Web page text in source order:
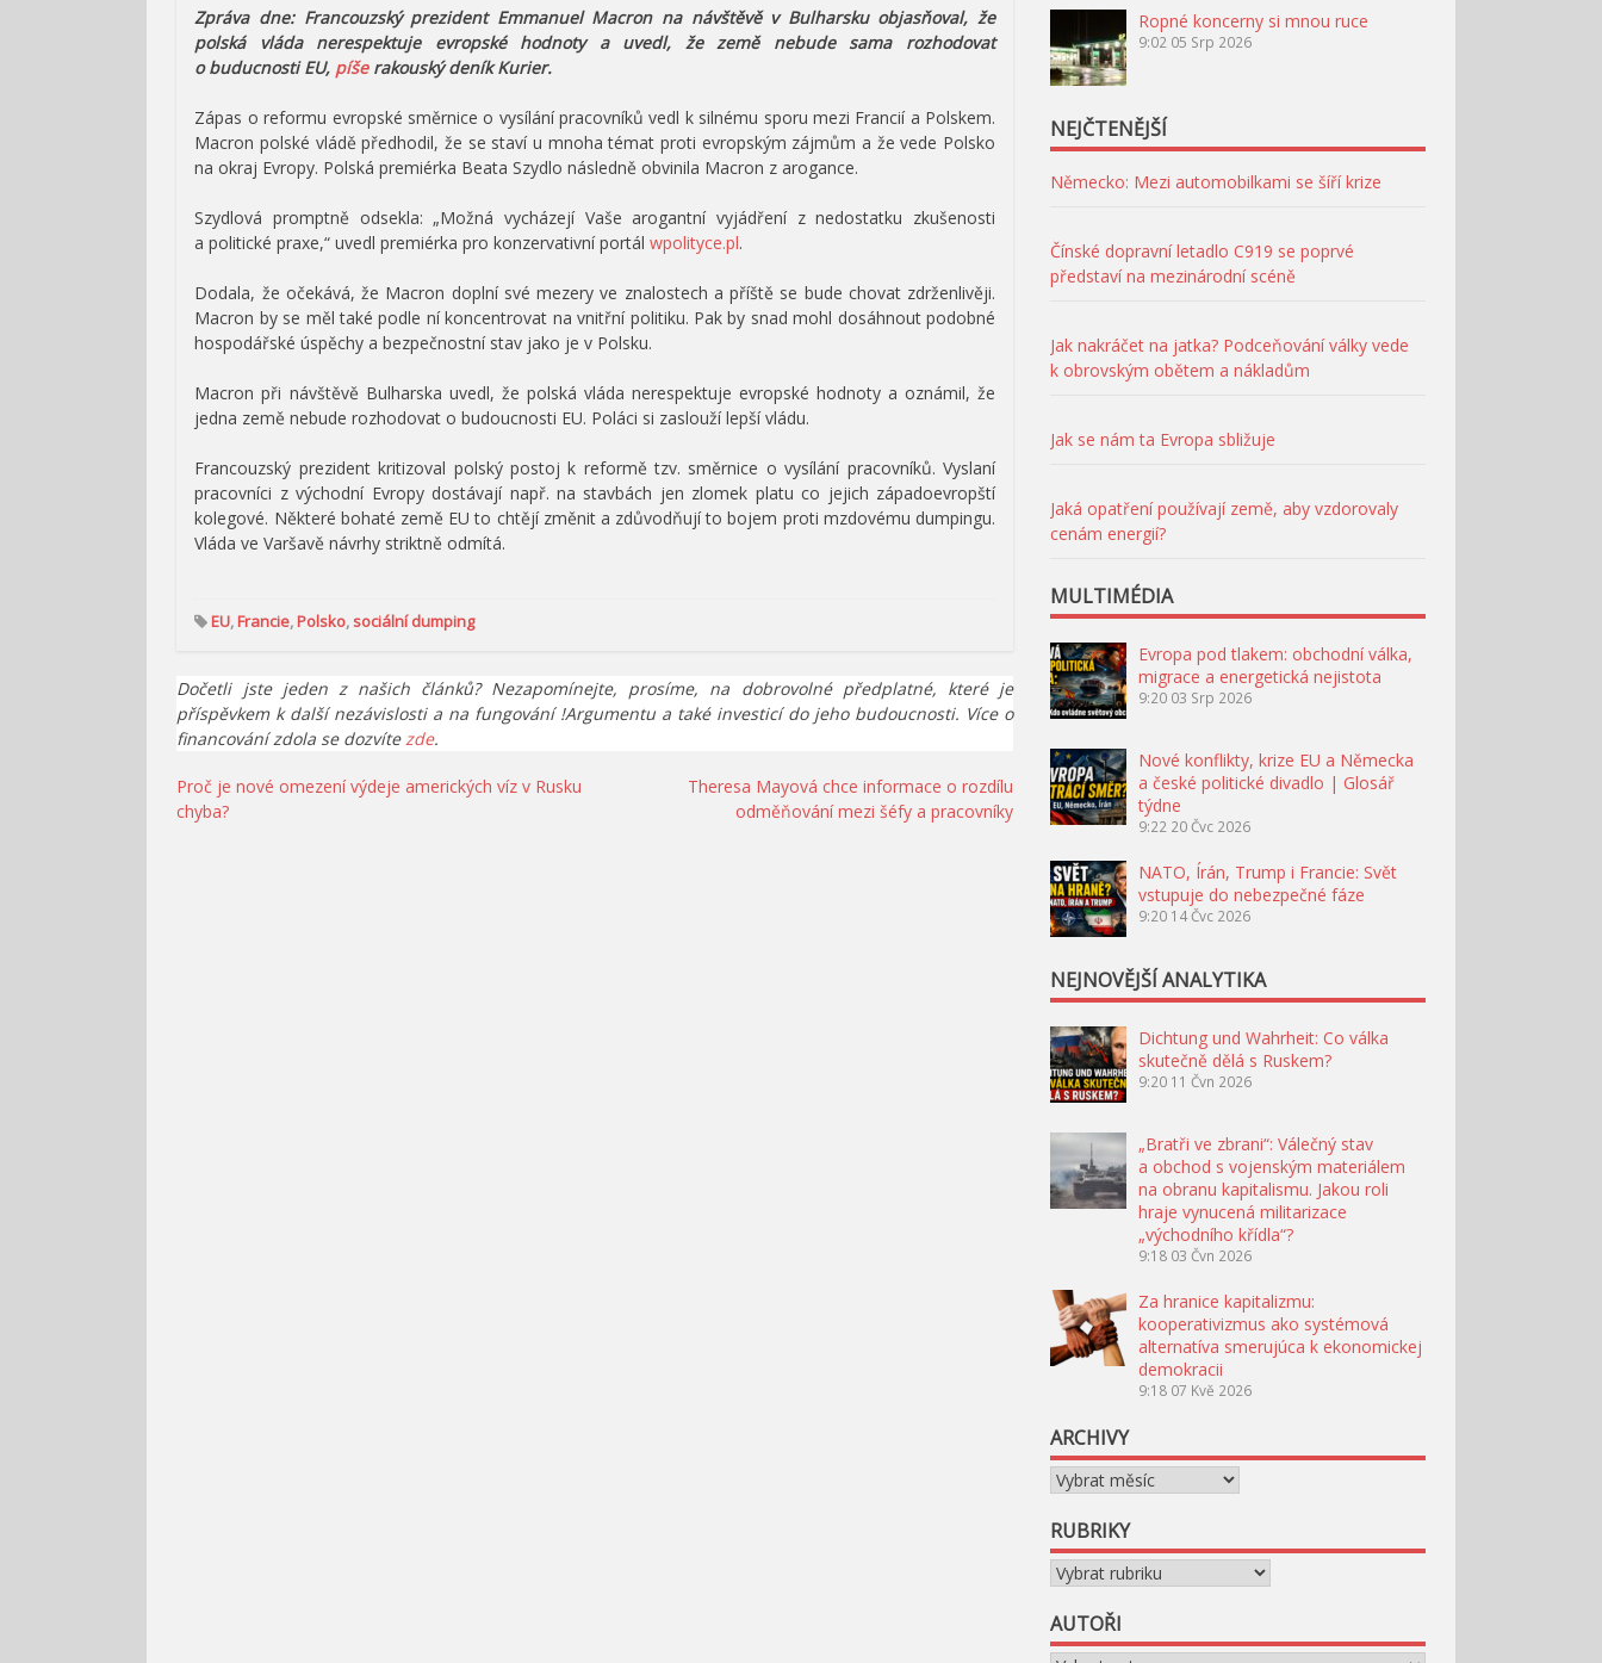
Zpráva dne: Francouzský prezident Emmanuel Macron na návštěvě v Bulharsku objasňoval, že
polská vláda nerespektuje evropské hodnoty a uvedl, že země nebude sama rozhodovat
o buducnosti EU, píše rakouský deník Kurier.
Zápas o reformu evropské směrnice o vysílání pracovníků vedl k silnému sporu mezi Francií a Polskem.
Macron polské vládě předhodil, že se staví u mnoha témat proti evropským zájmům a že vede Polsko
na okraj Evropy. Polská premiérka Beata Szydlo následně obvinila Macron z arogance.
Szydlová promptně odsekla: „Možná vycházejí Vaše arogantní vyjádření z nedostatku zkušenosti
a politické praxe,“ uvedl premiérka pro konzervativní portálwpolityce.pl.
Dodala, že očekává, že Macron doplní své mezery ve znalostech a příště se bude chovat zdrženlivěji.
Macron by se měl také podle ní koncentrovat na vnitřní politiku. Pak by snad mohl dosáhnout podobné
hospodářské úspěchy a bezpečnostní stav jako je v Polsku.
Macron při návštěvě Bulharska uvedl, že polská vláda nerespektuje evropské hodnoty a oznámil, že
jedna země nebude rozhodovat o budoucnosti EU. Poláci si zaslouží lepší vládu.
Francouzský prezident kritizoval polský postoj k reformě tzv. směrnice o vysílání pracovníků. Vyslaní
pracovníci z východní Evropy dostávají např. na stavbách jen zlomek platu co jejich západoevropští
kolegové. Některé bohaté země EU to chtějí změnit a zdůvodňují to bojem proti mzdovému dumpingu.
Vláda ve Varšavě návrhy striktně odmítá.
EU,Francie,Polsko,sociální dumping
Dočetli jste jeden z našich článků? Nezapomínejte, prosíme, na dobrovolné předplatné, které je
příspěvkem k další nezávislosti a na fungování !Argumentu a také investicí do jeho budoucnosti. Více o
financování zdola se dozvítezde.
Navigace
pro
Proč je nové omezení výdeje amerických víz v Rusku
chyba?
Theresa Mayová chce informace o rozdílu
odměňování mezi šéfy a pracovníky
Ropné koncerny si mnou ruce
9:02 05 Srp 2026
NEJČTENĚJŠÍ
Německo: Mezi automobilkami se šíří krize
Čínské dopravní letadlo C919 se poprvé
představí na mezinárodní scéně
Jak nakráčet na jatka? Podceňování války vede
k obrovským obětem a nákladům
Jak se nám ta Evropa sbližuje
Jaká opatření používají země, aby vzdorovaly
cenám energií?
MULTIMÉDIA
Evropa pod tlakem: obchodní válka,
migrace a energetická nejistota
9:20 03 Srp 2026
Nové konflikty, krize EU a Německa
a české politické divadlo | Glosář
týdne
9:22 20 Čvc 2026
NATO, Írán, Trump i Francie: Svět
vstupuje do nebezpečné fáze
9:20 14 Čvc 2026
NEJNOVĚJŠÍ ANALYTIKA
Dichtung und Wahrheit: Co válka
skutečně dělá s Ruskem?
9:20 11 Čvn 2026
„Bratři ve zbrani“: Válečný stav
a obchod s vojenským materiálem
na obranu kapitalismu. Jakou roli
hraje vynucená militarizace
„východního křídla“?
9:18 03 Čvn 2026
Za hranice kapitalizmu:
kooperativizmus ako systémová
alternatíva smerujúca k ekonomickej
demokracii
9:18 07 Kvě 2026
ARCHIVY
Archivy
RUBRIKY
Rubriky
AUTOŘI